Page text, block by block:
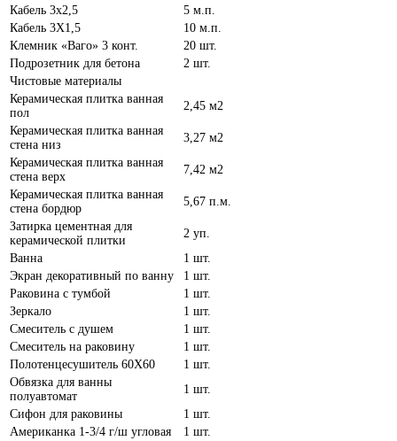
Кабель 3х2,5
5 м.п.
Кабель 3Х1,5
10 м.п.
Клемник «Ваго» 3 конт.
20 шт.
Подрозетник для бетона
2 шт.
Чистовые материалы
Керамическая плитка ванная
пол
2,45 м2
Керамическая плитка ванная
стена низ
3,27 м2
Керамическая плитка ванная
стена верх
7,42 м2
Керамическая плитка ванная
стена бордюр
5,67 п.м.
Затирка цементная для
керамической плитки
2 уп.
Ванна
1 шт.
Экран декоративный по ванну
1 шт.
Раковина с тумбой
1 шт.
Зеркало
1 шт.
Смеситель с душем
1 шт.
Смеситель на раковину
1 шт.
Полотенцесушитель 60Х60
1 шт.
Обвязка для ванны
полуавтомат
1 шт.
Сифон для раковины
1 шт.
Американка 1-3/4 г/ш угловая
1 шт.